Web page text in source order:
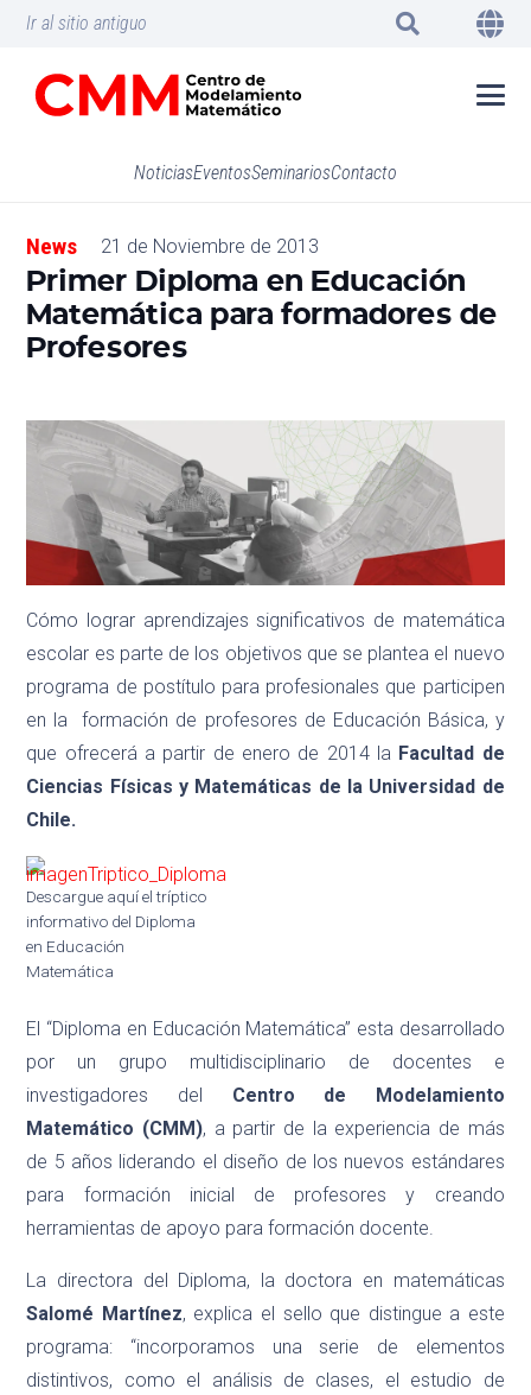
Ir al sitio antiguo
NoticiasEventosSeminariosContacto
News 21 de Noviembre de 2013
Primer Diploma en Educación
Matemática para formadores de
Profesores
Cómo lograr aprendizajes significativos de matemática
escolar es parte de los objetivos que se plantea el nuevo
programa de postítulo para profesionales que participen
en la formación de profesores de Educación Básica, y
que ofrecerá a partir de enero de 2014 la Facultad de
Ciencias Físicas y Matemáticas de la Universidad de
Chile.
Descargue aquí el tríptico
informativo del Diploma
en Educación
Matemática
El “Diploma en Educación Matemática” esta desarrollado
por un grupo multidisciplinario de docentes e
investigadores del Centro de Modelamiento
Matemático (CMM), a partir de la experiencia de más
de 5 años liderando el diseño de los nuevos estándares
para formación inicial de profesores y creando
herramientas de apoyo para formación docente.
La directora del Diploma, la doctora en matemáticas
Salomé Martínez, explica el sello que distingue a este
programa: “incorporamos una serie de elementos
distintivos, como el análisis de clases, el estudio de